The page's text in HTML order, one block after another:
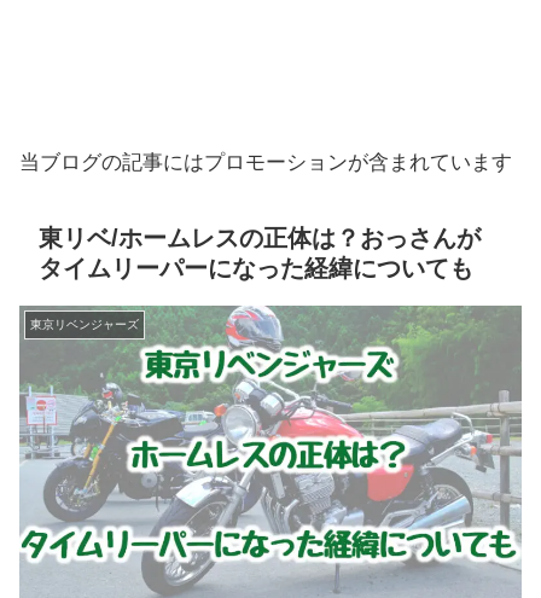
当ブログの記事にはプロモーションが含まれています
東リベ/ホームレスの正体は？おっさんが
タイムリーパーになった経緯についても
東京リベンジャーズ